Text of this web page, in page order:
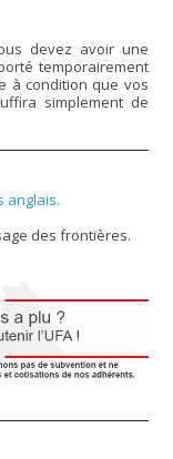
devez avoir une
temporairement
à condition que vos
simplement de
anglais.
des frontières.